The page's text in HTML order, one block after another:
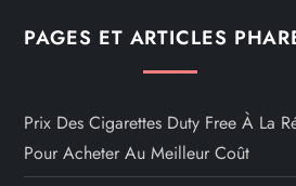
PAGES ET ARTICLES
Prix Des Cigarettes Duty Free À La
Pour Acheter Au Meilleur Coût